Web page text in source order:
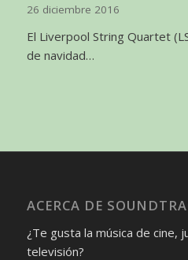
26 diciembre 2016
El Liverpool String Quartet
de navidad…
ACERCA DE
¿Te gusta la música de cine,
televisión?